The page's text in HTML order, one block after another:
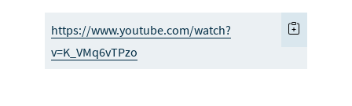
https://www.youtube.com/watch?
v=K_VMq6vTPzo